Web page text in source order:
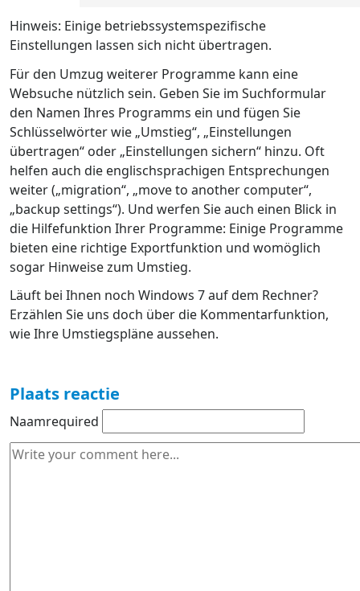
Hinweis: Einige betriebssystemspezifische
Einstellungen lassen sich nicht übertragen.
Für den Umzug weiterer Programme kann eine
Websuche nützlich sein. Geben Sie im Suchformular
den Namen Ihres Programms ein und fügen Sie
Schlüsselwörter wie „Umstieg“, „Einstellungen
übertragen“ oder „Einstellungen sichern“ hinzu. Oft
helfen auch die englischsprachigen Entsprechungen
weiter („migration“, „move to another computer“,
„backup settings“). Und werfen Sie auch einen Blick in
die Hilfefunktion Ihrer Programme: Einige Programme
bieten eine richtige Exportfunktion und womöglich
sogar Hinweise zum Umstieg.
Läuft bei Ihnen noch Windows 7 auf dem Rechner?
Erzählen Sie uns doch über die Kommentarfunktion,
wie Ihre Umstiegspläne aussehen.
Plaats reactie
Naamrequired